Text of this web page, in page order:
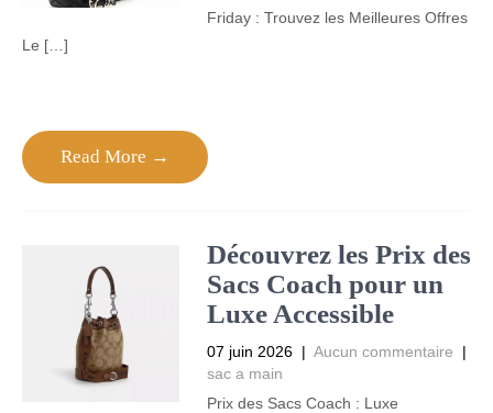
Friday : Trouvez les Meilleures Offres
Le […]
Read More →
Découvrez les Prix des
Sacs Coach pour un
Luxe Accessible
07 juin 2026 | Aucun commentaire
|
sac a main
Prix des Sacs Coach : Luxe